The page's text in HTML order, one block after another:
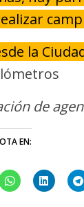
la
de
EN: